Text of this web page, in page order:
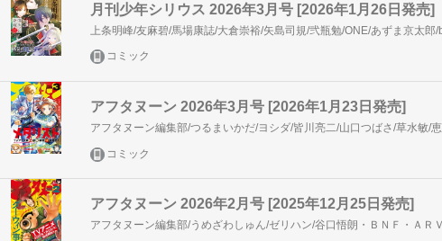
月刊少年シリウス 2026年3月号 [2026年1月26日発売]
コミック
アフタヌーン 2026年3月号 [2026年1月23日発売]
コミック
アフタヌーン 2026年2月号 [2025年12月25日発売]